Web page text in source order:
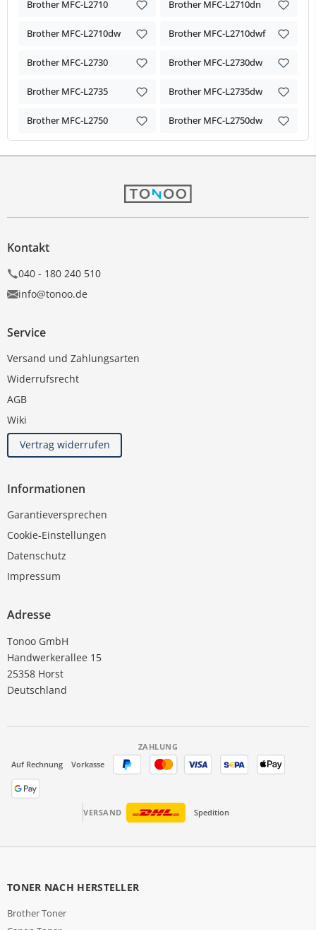
Brother MFC-L2710 Brother MFC-L2710dn
Brother MFC-L2710dw Brother MFC-L2710dwf
Brother MFC-L2730 Brother MFC-L2730dw
Brother MFC-L2735 Brother MFC-L2735dw
Brother MFC-L2750 Brother MFC-L2750dw
Kontakt
040 - 180 240 510
info@tonoo.de
Service
Versand und Zahlungsarten
Widerrufsrecht
AGB
Wiki
Vertrag widerrufen
Informationen
Garantieversprechen
Cookie-Einstellungen
Datenschutz
Impressum
Adresse
Tonoo GmbH
Handwerkerallee 15
25358 Horst
Deutschland
ZAHLUNG
Auf Rechnung
Vorkasse
VERSAND Spedition
TONER NACH HERSTELLER
Brother Toner